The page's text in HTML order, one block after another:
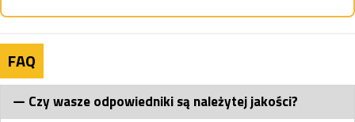
FAQ
Czy wasze odpowiedniki są należytej jakości?